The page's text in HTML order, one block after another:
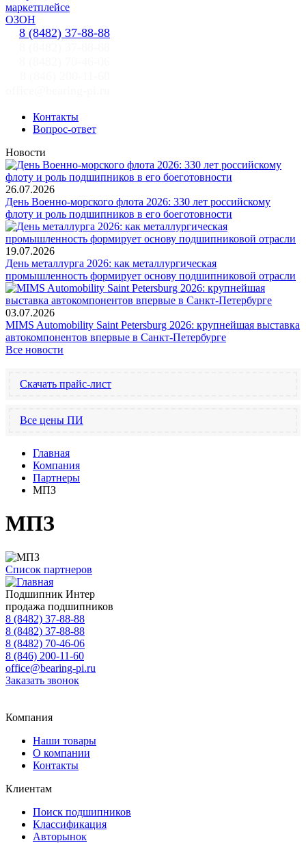
8 (8482) 37-88-88
Контакты
Вопрос-ответ
Новости
26.07.2026
День Военно-морского флота 2026: 330 лет российскому
флоту и роль подшипников в его боеготовности
19.07.2026
День металлурга 2026: как металлургическая
промышленность формирует основу подшипниковой отрасли
03.07.2026
MIMS Automobility Saint Petersburg 2026: крупнейшая выставка
автокомпонентов впервые в Санкт-Петербурге
Все новости
Скачать прайс-лист
Все цены ПИ
Главная
Компания
Партнеры
МПЗ
МПЗ
Список партнеров
Подшипник Интер
продажа подшипников
8 (8482) 37-88-88
8 (8482) 37-88-88
8 (8482) 70-46-06
8 (846) 200-11-60
office@bearing-pi.ru
Заказать звонок
Компания
Наши товары
О компании
Контакты
Клиентам
Поиск подшипников
Классификация
Авторынок